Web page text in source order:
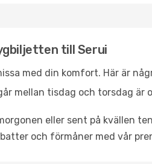
till Serui
med din komfort. Här är
mellan tisdag och torsdag
eller sent på kvällen
och förmåner med vår